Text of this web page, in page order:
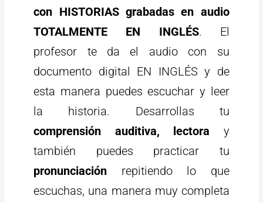
con HISTORIAS grabadas en audio
TOTALMENTE EN INGLÉS. El
profesor te da el audio con su
documento digital EN INGLÉS y de
esta manera puedes escuchar y leer
la historia. Desarrollas tu
comprensión auditiva, lectora y
también puedes practicar tu
pronunciación repitiendo lo que
escuchas, una manera muy completa